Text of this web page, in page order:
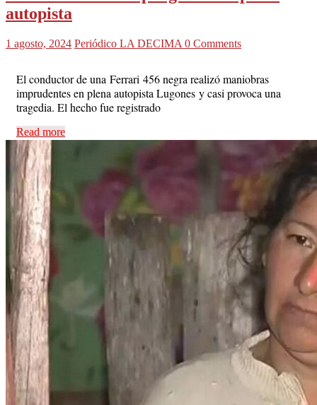
autopista
1 agosto, 2024 Periódico LA DECIMA 0 Comments
El conductor de una Ferrari 456 negra realizó maniobras
imprudentes en plena autopista Lugones y casi provoca una
tragedia. El hecho fue registrado
Read more